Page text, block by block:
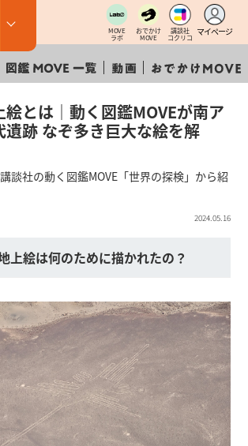
MOVE
ラボ
おでかけ
MOVE
講談社
コクリコ
マイページ
とは｜動く図鑑MOVEが南ア
遺跡 なぞ多き巨大な絵を解
談社の動く図鑑MOVE「世界の探検」から紹
2024.05.16
上絵は何のために描かれたの？